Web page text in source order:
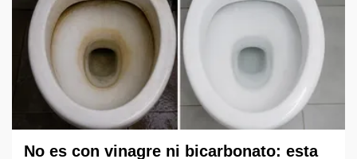
No es con vinagre ni bicarbonato: esta